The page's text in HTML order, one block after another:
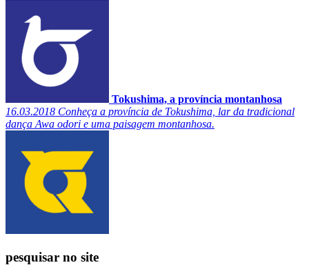
Tokushima, a província montanhosa
16.03.2018 Conheça a província de Tokushima, lar da tradicional
dança Awa odori e uma paisagem montanhosa.
pesquisar no site